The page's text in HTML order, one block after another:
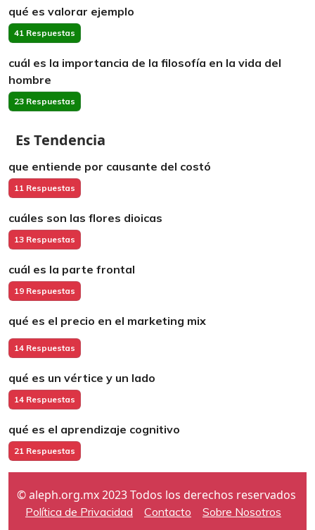
qué es valorar ejemplo
41 Respuestas
cuál es la importancia de la filosofía en la vida del
hombre
23 Respuestas
Es Tendencia
que entiende por causante del costó
11 Respuestas
cuáles son las flores dioicas
13 Respuestas
cuál es la parte frontal
19 Respuestas
qué es el precio en el marketing mix
14 Respuestas
qué es un vértice y un lado
14 Respuestas
qué es el aprendizaje cognitivo
21 Respuestas
© aleph.org.mx 2023 Todos los derechos reservados
Política de Privacidad Contacto Sobre Nosotros